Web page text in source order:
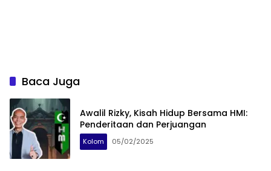
Baca Juga
Awalil Rizky, Kisah Hidup Bersama HMI:
Penderitaan dan Perjuangan
Kolom 05/02/2025